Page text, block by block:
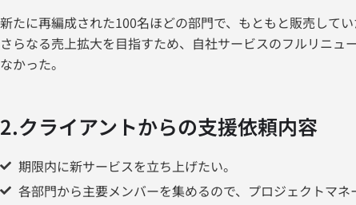
新たに再編成された100名ほどの部門で、もともと販売してい
さらなる売上拡大を目指すため、自社サービスのフルリニ
なかった。
2.クライアントからの支援依頼内容
期限内に新サービスを立ち上げたい。
各部門から主要メンバーを集めるので、プロジェクトマ